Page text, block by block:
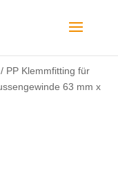
/ PP Klemmfitting für
63 mm x